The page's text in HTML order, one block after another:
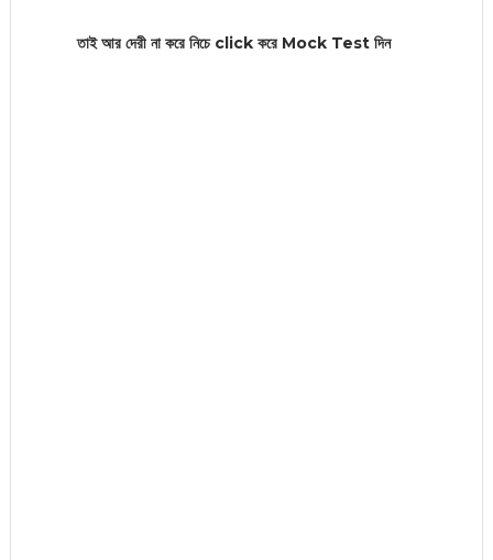
তাই আর দেরী না করে নিচে click করে Mock Test দিন